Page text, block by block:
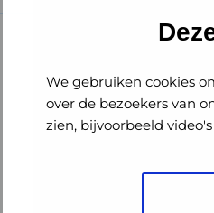
We gebruiken cookies
over de bezoekers van
zien, bijvoorbeeld